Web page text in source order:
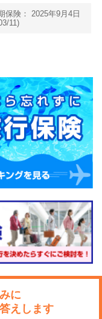
保険： 2025年9月4日
11)
に
えします